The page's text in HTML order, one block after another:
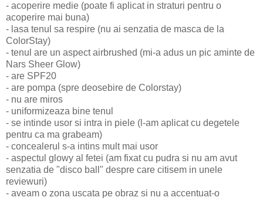
- acoperire medie (poate fi aplicat in straturi pentru o
acoperire mai buna)
- lasa tenul sa respire (nu ai senzatia de masca de la
ColorStay)
- tenul are un aspect airbrushed (mi-a adus un pic aminte de
Nars Sheer Glow)
- are SPF20
- are pompa (spre deosebire de Colorstay)
- nu are miros
- uniformizeaza bine tenul
- se intinde usor si intra in piele (l-am aplicat cu degetele
pentru ca ma grabeam)
- concealerul s-a intins mult mai usor
- aspectul glowy al fetei (am fixat cu pudra si nu am avut
senzatia de "disco ball" despre care citisem in unele
reviewuri)
- aveam o zona uscata pe obraz si nu a accentuat-o